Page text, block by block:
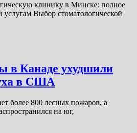
клинику в Минске: полное
услугам Выбор стоматологической
в Канаде ухудшили
в США
более 800 лесных пожаров, а
на юг,